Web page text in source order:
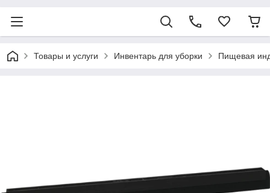
Товары и услуги Инвентарь для уборки Пищевая